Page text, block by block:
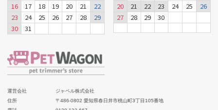
16
17 18 19 20 21
22
23
24 25 26 27 28
29
30
31
20
21 22 23 24 25
26
27
28 29 30
運営会社
ジャペル株式会社
住所
〒486-0802 愛知県春日井市桃山町3丁目105番地